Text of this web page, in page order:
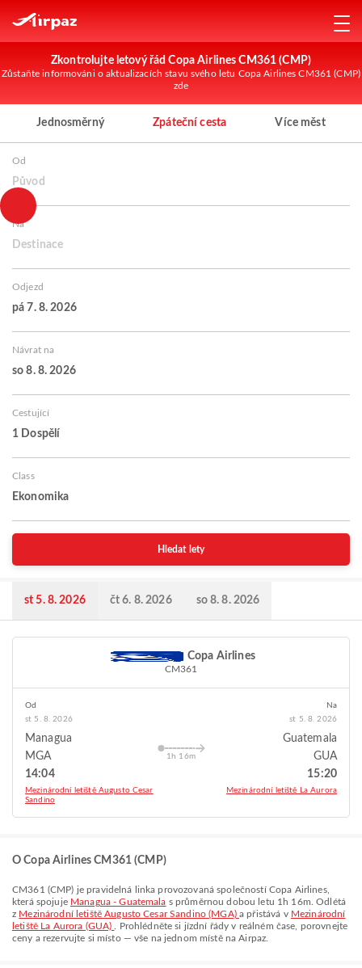
Zkontrolujte letový řád Copa Airlines CM361 (CMP)
Zůstaňte informováni o aktualizacích stavu svého letu Copa Airlines CM361 (CMP)
zde
Jednosměrný Zpáteční cesta Více měst
Od
Původ
Na
Destinace
Odjezd
pá 7. 8. 2026
Návrat na
so 8. 8. 2026
Cestující
1 Dospělí
Class
Ekonomika
Hledat lety
st 5. 8. 2026 čt 6. 8. 2026 so 8. 8. 2026
Copa Airlines
CM361
Od
st 5. 8. 2026
Managua
MGA
14:04
Mezinárodní letiště Augusto Cesar
Sandino
1h 16m
Na
st 5. 8. 2026
Guatemala
GUA
15:20
Mezinárodní letiště La Aurora
O Copa Airlines CM361 (CMP)
CM361 (CMP) je pravidelná linka provozovaná společností Copa Airlines,
která spojuje Managua - Guatemala s průměrnou dobou letu 1h 16m . Odlétá
z Mezinárodní letiště Augusto Cesar Sandino (MGA)a přistává v Mezinárodní
letiště La Aurora (GUA)
. Prohlédněte si jízdní řády v reálném čase, porovnejte
ceny a rezervujte si místo — vše na jednom místě na Airpaz.